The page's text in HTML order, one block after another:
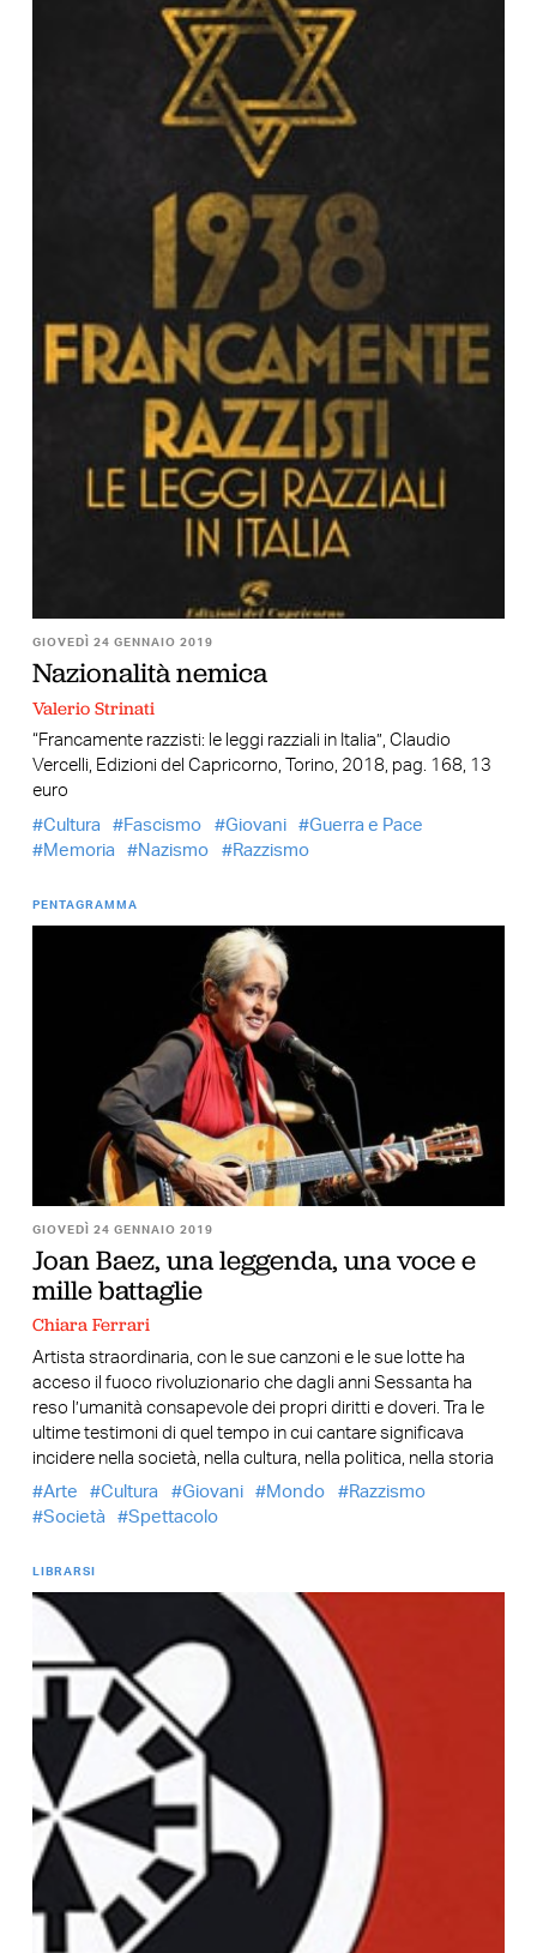
GIOVEDÌ 24 GENNAIO 2019
Nazionalità nemica
Valerio Strinati
“Francamente razzisti: le leggi razziali in Italia”, Claudio
Vercelli, Edizioni del Capricorno, Torino, 2018, pag. 168, 13
euro
Cultura
Fascismo Giovani
Guerra e Pace
Memoria
Nazismo Razzismo
PENTAGRAMMA
GIOVEDÌ 24 GENNAIO 2019
Joan Baez, una leggenda, una voce e
mille battaglie
Chiara Ferrari
Artista straordinaria, con le sue canzoni e le sue lotte ha
acceso il fuoco rivoluzionario che dagli anni Sessanta ha
reso l’umanità consapevole dei propri diritti e doveri. Tra le
ultime testimoni di quel tempo in cui cantare significava
incidere nella società, nella cultura, nella politica, nella storia
Arte
Cultura Giovani Mondo
Razzismo
Società
Spettacolo
LIBRARSI